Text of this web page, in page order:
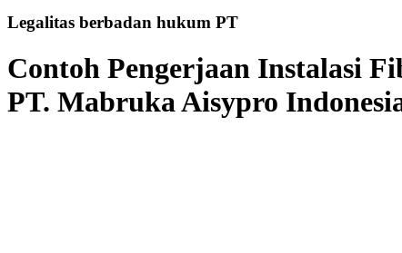
Legalitas berbadan hukum PT
Contoh Pengerjaan Instalasi
PT. Mabruka Aisypro